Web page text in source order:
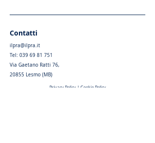
Contatti
ilpra@ilpra.it
Tel: 039 69 81 751
Via Gaetano Ratti 76,
20855 Lesmo (MB)
Privacy Policy | Cookie Policy